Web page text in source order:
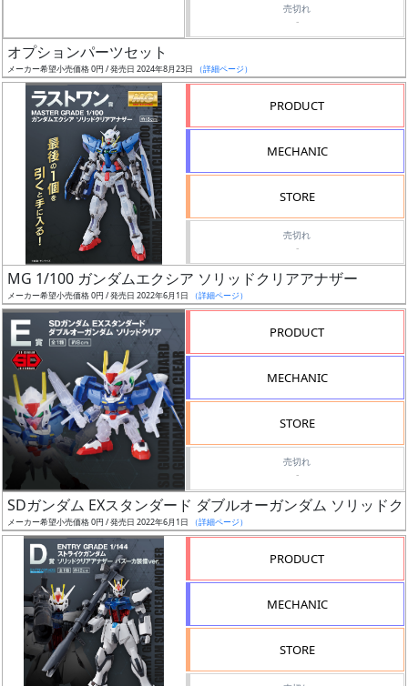
ー
ズ・
タ
売
切
含
む
開
始
前
抽
選
中
売切れ
-
オプションパーツセット
メーカー希望小売価格 0円 / 発売日 2024年8月23日 （詳細ページ）
PRODUCT
MECHANIC
STORE
売切れ
-
MG 1/100 ガンダムエクシア ソリッドクリアアナザー
メーカー希望小売価格 0円 / 発売日 2022年6月1日 （詳細ページ）
PRODUCT
MECHANIC
STORE
売切れ
-
SDガンダム EXスタンダード ダブルオーガンダム ソリッドク
メーカー希望小売価格 0円 / 発売日 2022年6月1日 （詳細ページ）
PRODUCT
MECHANIC
STORE